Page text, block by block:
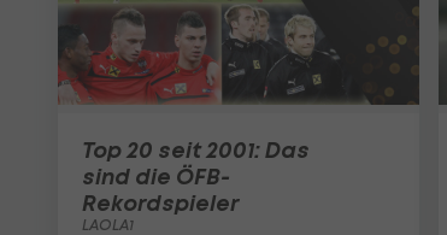
Top 20 seit 2001: Das
sind die ÖFB-
Rekordspieler
LAOLA1